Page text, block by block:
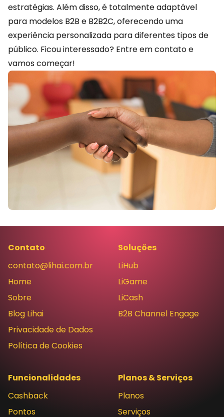
estratégias. Além disso, é totalmente adaptável
para modelos B2B e B2B2C, oferecendo uma
experiência personalizada para diferentes tipos de
público. Ficou interessado? Entre em contatoe
vamos começar!
Contato
contato@lihai.com.br
Home
Sobre
Blog Lihai
Privacidade de Dados
Política de Cookies
Soluções
LiHub
LiGame
LiCash
B2B Channel Engage
Funcionalidades
Cashback
Pontos
Planos & Serviços
Planos
Serviços